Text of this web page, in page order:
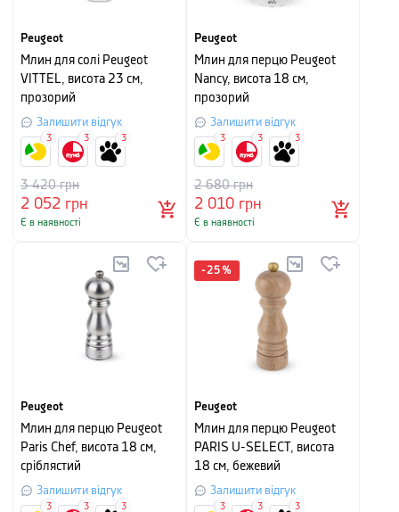
Peugeot
Млин для солі Peugeot
VITTEL, висота 23 см,
прозорий
Залишити відгук
2 052 грн
3 420грн
Є в наявності
3 3 3
Peugeot
Млин для перцю Peugeot
Nancy, висота 18 см,
прозорий
Залишити відгук
2 010 грн
2 680грн
Є в наявності
3 3 3
Peugeot
Млин для перцю Peugeot
Paris Chef, висота 18 см,
сріблястий
Залишити відгук
3 3 3
-25 %
Peugeot
Млин для перцю Peugeot
PARIS U-SELECT, висота
18 см, бежевий
Залишити відгук
3 3 3